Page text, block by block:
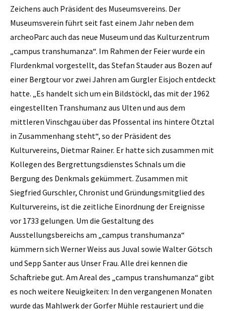
Zeichens auch Präsident des Museumsvereins. Der
Museumsverein führt seit fast einem Jahr neben dem
archeoParc auch das neue Museum und das Kulturzentrum
„campus transhumanza“. Im Rahmen der Feier wurde ein
Flurdenkmal vorgestellt, das Stefan Stauder aus Bozen auf
einer Bergtour vor zwei Jahren am Gurgler Eisjoch entdeckt
hatte. „Es handelt sich um ein Bildstöckl, das mit der 1962
eingestellten Transhumanz aus Ulten und aus dem
mittleren Vinschgau über das Pfossental ins hintere Ötztal
in Zusammenhang steht“, so der Präsident des
Kulturvereins, Dietmar Rainer. Er hatte sich zusammen mit
Kollegen des Bergrettungsdienstes Schnals um die
Bergung des Denkmals gekümmert. Zusammen mit
Siegfried Gurschler, Chronist und Gründungsmitglied des
Kulturvereins, ist die zeitliche Einordnung der Ereignisse
vor 1733 gelungen. Um die Gestaltung des
Ausstellungsbereichs am „campus transhumanza“
kümmern sich Werner Weiss aus Juval sowie Walter Götsch
und Sepp Santer aus Unser Frau. Alle drei kennen die
Schaftriebe gut. Am Areal des „campus transhumanza“ gibt
es noch weitere Neuigkeiten: In den vergangenen Monaten
wurde das Mahlwerk der Gorfer Mühle restauriert und die